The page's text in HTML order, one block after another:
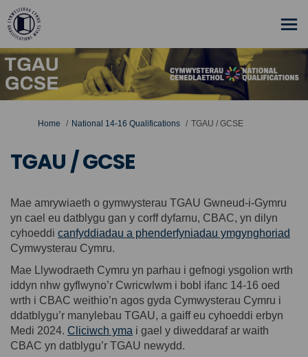
You are here:
Home National 14-16 Qualifications TGAU / GCSE
TGAU / GCSE
Mae amrywiaeth o gymwysterau TGAU Gwneud-i-Gymru
yn cael eu datblygu gan y corff dyfarnu, CBAC, yn dilyn
cyhoeddi canfyddiadau a phenderfyniadau ymgynghoriad
Cymwysterau Cymru.
Mae Llywodraeth Cymru yn parhau i gefnogi ysgolion wrth
iddyn nhw gyflwyno’r Cwricwlwm i bobl ifanc 14-16 oed
wrth i CBAC weithio’n agos gyda Cymwysterau Cymru i
ddatblygu’r manylebau TGAU, a gaiff eu cyhoeddi erbyn
Medi 2024. Cliciwch yma (External link)
i gael y diweddaraf ar waith
CBAC yn datblygu’r TGAU newydd.